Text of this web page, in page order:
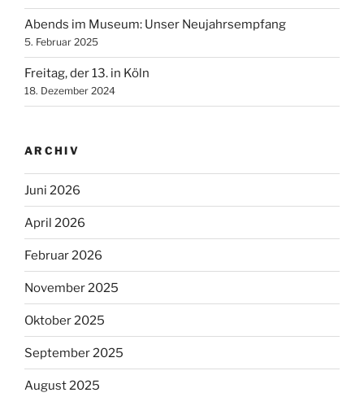
Abends im Museum: Unser Neujahrsempfang
5. Februar 2025
Freitag, der 13. in Köln
18. Dezember 2024
ARCHIV
Juni 2026
April 2026
Februar 2026
November 2025
Oktober 2025
September 2025
August 2025